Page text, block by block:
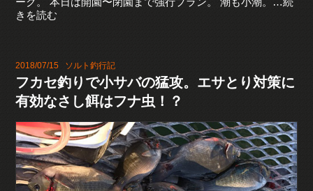
きを読む
2018/07/15 ソルト釣行記
フカセ釣りで小サバの猛攻。エサとり対策に
有効なさし餌はフナ虫！？